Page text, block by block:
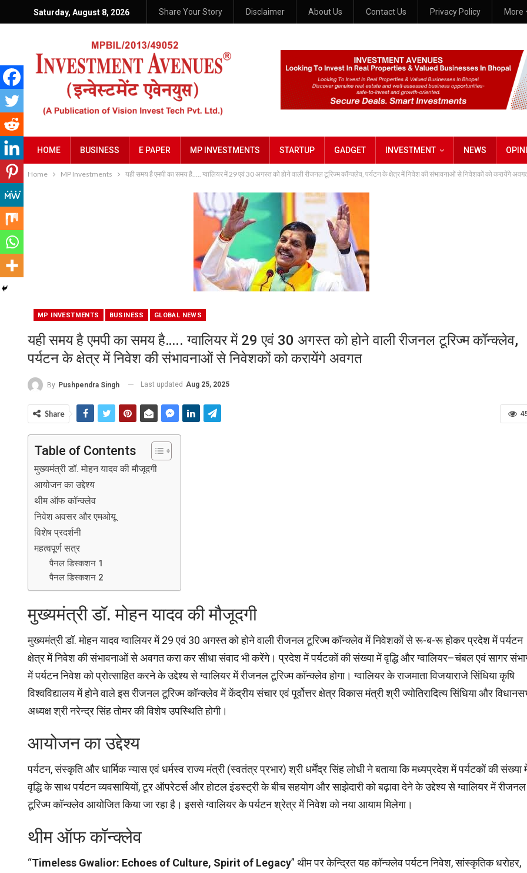
Saturday, August 8, 2026 Share Your Story Disclaimer About Us Contact Us Privacy Policy More
HOME BUSINESS E PAPER MP INVESTMENTS STARTUP GADGET INVESTMENT NEWS
Home MP Investments यही समय है एमपी का समय है….. ग्वालियर में 29 एवं 30 अगस्त को होने वाली रीजनल टूरिज्म कॉन्क्लेव, पर्यटन के क्षेत्र में निवेश की संभावनाओं से निवेशकों को करायेंगे
MP INVESTMENTS BUSINESS GLOBAL NEWS
यही समय है एमपी का समय है….. ग्वालियर में 29 एवं 30 अगस्त को होने वाली रीजनल टूरिज्म कॉन्क्लेव,
पर्यटन के क्षेत्र में निवेश की संभावनाओं से निवेशकों को करायेंगे अवगत
By Pushpendra Singh Last updated Aug 25, 2025
Share
Table of Contents
मुख्यमंत्री डॉ. मोहन यादव की मौजूदगी
आयोजन का उद्देश्य
थीम ऑफ कॉन्क्लेव
निवेश अवसर और एमओयू
विशेष प्रदर्शनी
महत्वपूर्ण सत्र
पैनल डिस्कशन 1
पैनल डिस्कशन 2
मुख्यमंत्री डॉ. मोहन यादव की मौजूदगी
मुख्यमंत्री डॉ. मोहन यादव ग्वालियर में 29 एवं 30 अगस्त को होने वाली रीजनल टूरिज्म कॉन्क्लेव में निवेशकों से रू-ब-रू होकर प्रदेश में पर्यटन
क्षेत्र में निवेश की संभावनाओं से अवगत करा कर सीधा संवाद भी करेंगे। प्रदेश में पर्यटकों की संख्या में वृद्धि और ग्वालियर–चंबल एवं सागर
में पर्यटन निवेश को प्रोत्साहित करने के उद्देश्य से ग्वालियर में रीजनल टूरिज्म कॉन्क्लेव होगा। ग्वालियर के राजमाता विजयाराजे सिंधिया कृषि
विश्वविद्यालय में होने वाले इस रीजनल टूरिज्म कॉन्क्लेव में केंद्रीय संचार एवं पूर्वोत्तर क्षेत्र विकास मंत्री श्री ज्योतिरादित्य सिंधिया और
अध्यक्ष श्री नरेन्द्र सिंह तोमर की विशेष उपस्थिति होगी।
आयोजन का उद्देश्य
पर्यटन, संस्कृति और धार्मिक न्यास एवं धर्मस्व राज्य मंत्री (स्वतंत्र प्रभार) श्री धर्मेंद्र सिंह लोधी ने बताया कि मध्यप्रदेश में पर्यटकों की संख्या
वृद्धि के साथ पर्यटन व्यवसायियों, टूर ऑपरेटर्स और होटल इंडस्ट्री के बीच सहयोग और साझेदारी को बढ़ावा देने के उद्देश्य से ग्वालियर में रीजनल
टूरिज्म कॉन्क्लेव आयोजित किया जा रहा है। इससे ग्वालियर के पर्यटन श्रेत्र में निवेश को नया आयाम मिलेगा।
थीम ऑफ कॉन्क्लेव
“Timeless Gwalior: Echoes of Culture, Spirit of Legacy” थीम पर केन्द्रित यह कॉन्क्लेव पर्यटन निवेश, सांस्कृतिक धरोहर,